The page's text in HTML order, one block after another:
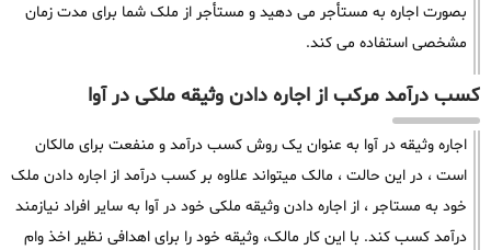
بصورت اجاره به مستأجر می دهید و مستأجر از ملک شما برای مدت زمان
مشخصی استفاده می کند.
کسب درآمد مرکب از اجاره دادن وثیقه ملکی در آوا
اجاره وثیقه در آوا به عنوان یک روش کسب درآمد و منفعت برای مالکان
است ، در این حالت ، مالک میتواند علاوه بر کسب درآمد از اجاره دادن ملک
خود به مستاجر ، از اجاره دادن وثیقه ملکی خود در آوا به سایر افراد نیازمند
درآمد کسب کند. با این کار مالک، وثیقه خود را برای اهدافی نظیر اخذ وام